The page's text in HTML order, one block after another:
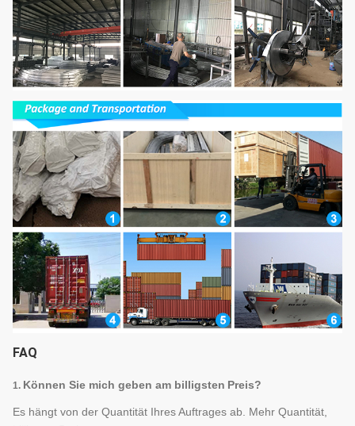
FAQ
1. Können Sie mich geben am billigsten Preis?
Es hängt von der Quantität Ihres Auftrages ab. Mehr Quantität,